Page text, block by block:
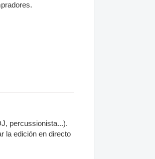
percussionista...).
la edición en directo